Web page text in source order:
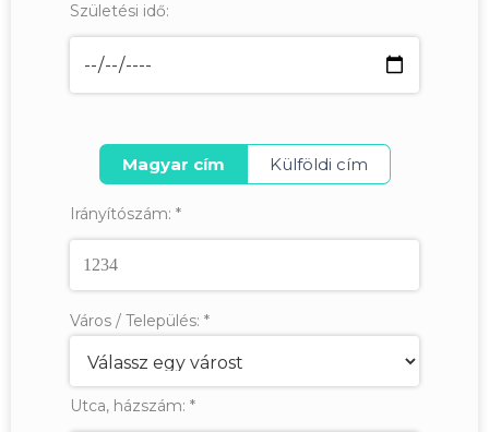
Születési idő:
Magyar cím Külföldi cím
Irányítószám: *
Város / Település: *
Utca, házszám: *